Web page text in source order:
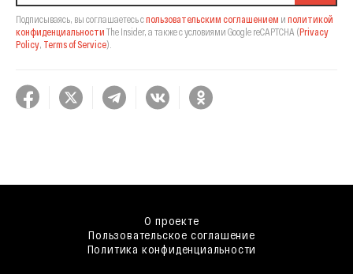
Подписываясь, вы соглашаетесь спользовательским соглашением и политикой
конфиденциальности The Insider, а также с условиями Google reCAPTCHA (Privacy
Policy, Terms of Service).
О проекте
Пользовательское соглашение
Политика конфиденциальности